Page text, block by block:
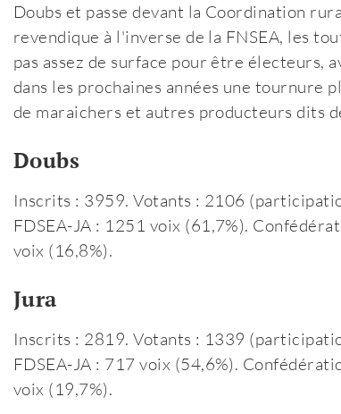
Doubs et passe devant la Coordination
revendique à l'inverse de la FNSEA, les
pas assez de surface pour être électeurs,
dans les prochaines années une tournure
de maraichers et autres producteurs dits
Doubs
Inscrits : 3959. Votants : 2106
FDSEA-JA : 1251 voix (61,7%).
voix (16,8%).
Jura
Inscrits : 2819. Votants : 1339
FDSEA-JA : 717 voix (54,6%).
voix (19,7%).